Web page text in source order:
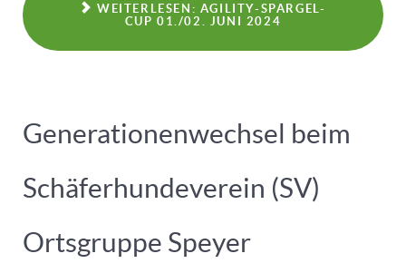
WEITERLESEN: AGILITY-SPARGEL-
CUP 01./02. JUNI 2024
Generationenwechsel beim
Schäferhundeverein (SV)
Ortsgruppe Speyer